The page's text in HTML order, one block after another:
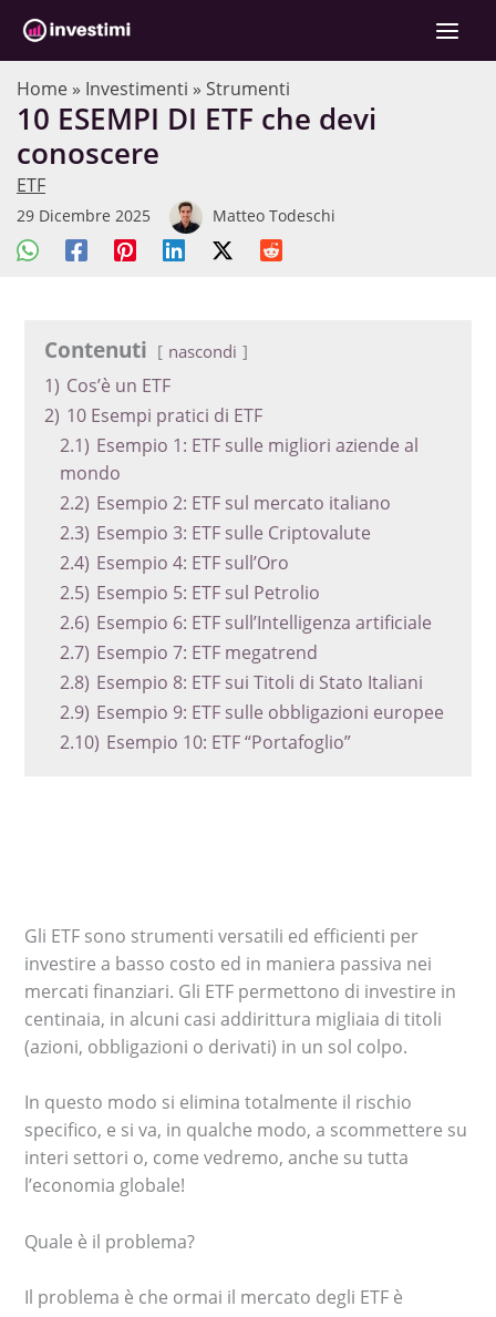
contenuto
Home » Investimenti » Strumenti
10 ESEMPI DI ETF che devi
conoscere
ETF
29 Dicembre 2025 Matteo Todeschi
Contenuti nascondi
1) Cos’è un ETF
2) 10 Esempi pratici di ETF
2.1) Esempio 1: ETF sulle migliori aziende al
mondo
2.2) Esempio 2: ETF sul mercato italiano
2.3) Esempio 3: ETF sulle Criptovalute
2.4) Esempio 4: ETF sull’Oro
2.5) Esempio 5: ETF sul Petrolio
2.6) Esempio 6: ETF sull’Intelligenza artificiale
2.7) Esempio 7: ETF megatrend
2.8) Esempio 8: ETF sui Titoli di Stato Italiani
2.9) Esempio 9: ETF sulle obbligazioni europee
2.10) Esempio 10: ETF “Portafoglio”
Gli ETF sono strumenti versatili ed efficienti per
investire a basso costo ed in maniera passiva nei
mercati finanziari. Gli ETF permettono di investire in
centinaia, in alcuni casi addirittura migliaia di titoli
(azioni, obbligazioni o derivati) in un sol colpo.
In questo modo si elimina totalmente il rischio
specifico, e si va, in qualche modo, a scommettere su
interi settori o, come vedremo, anche su tutta
l’economia globale!
Quale è il problema?
Il problema è che ormai il mercato degli ETF è
C
r
c
a